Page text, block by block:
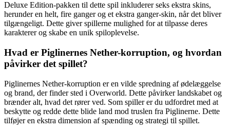
Deluxe Edition-pakken til dette spil inkluderer seks ekstra skins,
herunder en helt, fire ganger og et ekstra ganger-skin, når det bliver
tilgængeligt. Dette giver spillerne mulighed for at tilpasse deres
karakterer og skabe en unik spiloplevelse.
Hvad er Piglinernes Nether-korruption, og hvordan
påvirker det spillet?
Piglinernes Nether-korruption er en vilde spredning af ødelæggelse
og brand, der finder sted i Overworld. Dette påvirker landskabet og
brænder alt, hvad det rører ved. Som spiller er du udfordret med at
beskytte og redde dette blide land mod truslen fra Piglinerne. Dette
tilføjer en ekstra dimension af spænding og strategi til spillet.